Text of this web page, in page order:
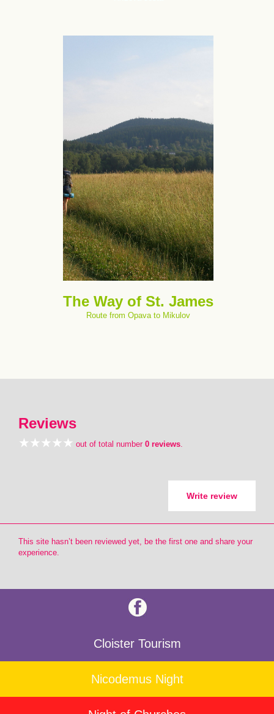
The Way of St. James
Route from Opava to Mikulov
Reviews
out of total number 0 reviews.
Write review
This site hasn’t been reviewed yet, be the first one and share your
experience.
Cloister Tourism
Nicodemus Night